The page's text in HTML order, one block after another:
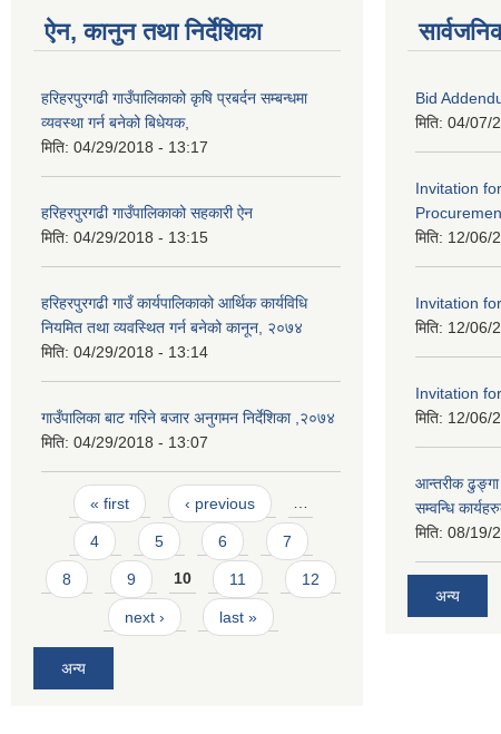
ऐन, कानुन तथा निर्देशिका
हरिहरपुरगढी गाउँपालिकाको कृषि प्रबर्दन सम्बन्धमा
व्यवस्था गर्न बनेको बिधेयक,
मिति: 04/29/2018 - 13:17
हरिहरपुरगढी गाउँपालिकाको सहकारी ऐन
मिति: 04/29/2018 - 13:15
हरिहरपुरगढी गाउँ कार्यपालिकाको आर्थिक कार्यविधि
नियमित तथा व्यवस्थित गर्न बनेको कानून, २०७४
मिति: 04/29/2018 - 13:14
गाउँपालिका बाट गरिने बजार अनुगमन निर्देशिका ,२०७४
मिति: 04/29/2018 - 13:07
Pages
« first ‹ previous …
4 5 6 7
8 9 10 11 12
next › last »
अन्य
Bid
मिति: 04/07/
Invitation
मिति: 12/06/
Invitation
मिति: 12/06/
Invitation
मिति: 12/06/
आन्तरीक ढुङ्गा
सम्वन्धि
मिति: 08/19/
अन्य